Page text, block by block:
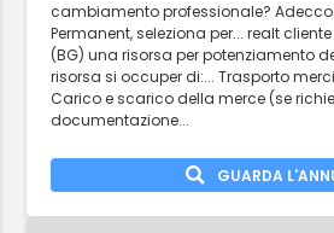
cambiamento professionale? Adecco
Permanent, seleziona per... realt
(BG) una risorsa per potenziamento
risorsa si occuper di:... Trasporto
Carico e scarico della merce (se
documentazione...
GUARDA